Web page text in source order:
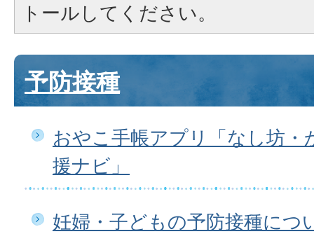
トールしてください。
予防接種
おやこ手帳アプリ「なし坊・
援ナビ」
妊婦・子どもの予防接種につ